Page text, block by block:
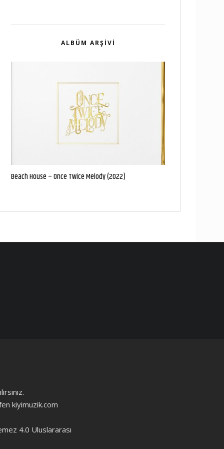
ALBÜM ARŞIVI
Beach House – Once Twice Melody (2022)
kiyimuzik.com
4.0 Uluslararası